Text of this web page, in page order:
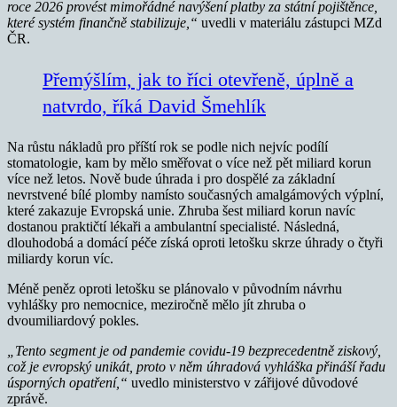
roce 2026 provést mimořádné navýšení platby za státní pojištěnce,
které systém finančně stabilizuje,“ uvedli v materiálu zástupci MZd
ČR.
Přemýšlím, jak to říci otevřeně, úplně a
natvrdo, říká David Šmehlík
Na růstu nákladů pro příští rok se podle nich nejvíc podílí
stomatologie, kam by mělo směřovat o více než pět miliard korun
více než letos. Nově bude úhrada i pro dospělé za základní
nevrstvené bílé plomby namísto současných amalgámových výplní,
které zakazuje Evropská unie. Zhruba šest miliard korun navíc
dostanou praktičtí lékaři a ambulantní specialisté. Následná,
dlouhodobá a domácí péče získá oproti letošku skrze úhrady o čtyři
miliardy korun víc.
Méně peněz oproti letošku se plánovalo v původním návrhu
vyhlášky pro nemocnice, meziročně mělo jít zhruba o
dvoumiliardový pokles.
„Tento segment je od pandemie covidu-19 bezprecedentně ziskový,
což je evropský unikát, proto v něm úhradová vyhláška přináší řadu
úsporných opatření,“ uvedlo ministerstvo v zářijové důvodové
zprávě.